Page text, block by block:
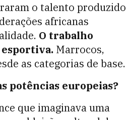
o talento produzido
africanas
O trabalho
Marrocos,
as categorias de base.
potências europeias?
que imaginava uma